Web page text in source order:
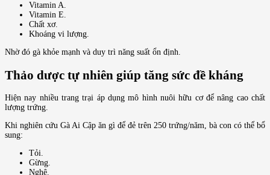
Vitamin A.
Vitamin E.
Chất xơ.
Khoáng vi lượng.
Nhờ đó gà khỏe mạnh và duy trì năng suất ổn định.
Thảo dược tự nhiên giúp tăng sức đề kháng
Hiện nay nhiều trang trại áp dụng mô hình nuôi hữu cơ để nâng cao chất
lượng trứng.
Khi nghiên cứu Gà Ai Cập ăn gì để đẻ trên 250 trứng/năm, bà con có thể bổ
sung:
Tỏi.
Gừng.
Nghệ.